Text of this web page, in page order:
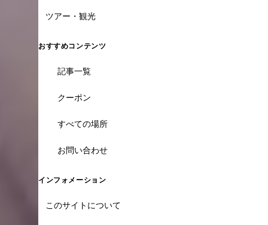
ツアー・観光
おすすめコンテンツ
記事一覧
クーポン
すべての場所
お問い合わせ
インフォメーション
このサイトについて